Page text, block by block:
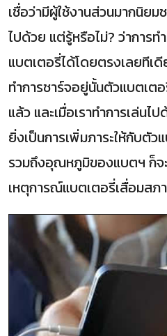
เชื่อว่ามีผู้ใช้งานส่วนมากนิย
ไปด้วย แต่รู้หรือไม่? ว่าการ
แบตเตอรี่ได้โดยตรงเลยทีเดี
ทำการชาร์จอยู่นั้นตัวแบตเ
แล้ว และเมื่อเราทำการเล่น
ยิ่งเป็นการเพิ่มภาระให้กับตัว
รวมถึงอุณหภูมิของแบตฯ ก็จ
เหตุการณ์แบตเตอรี่เสื่อมสภ